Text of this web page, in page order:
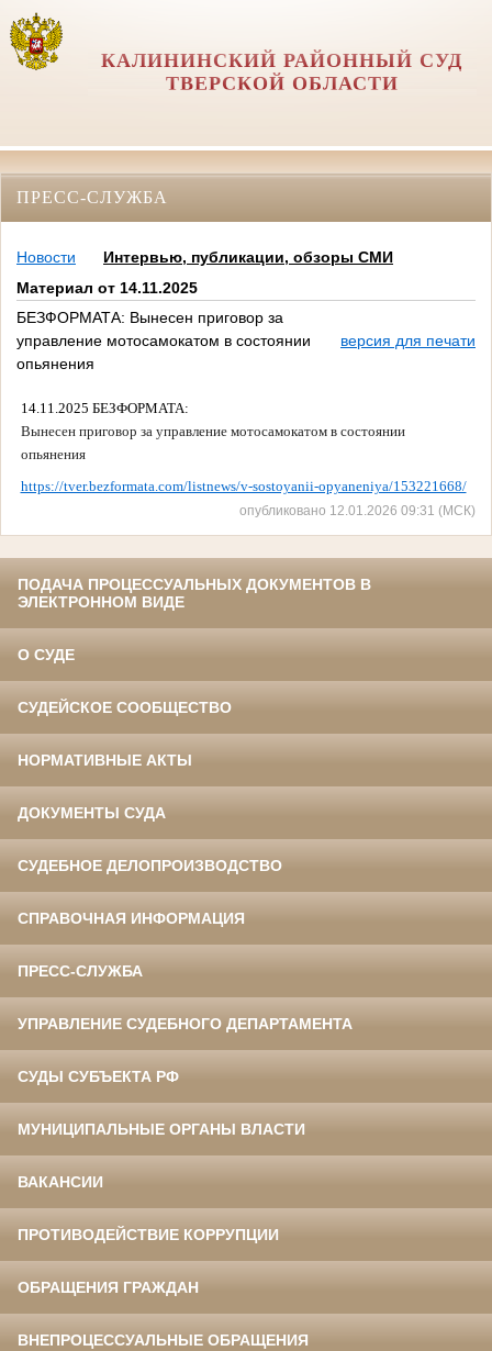
КАЛИНИНСКИЙ РАЙОННЫЙ СУД
ТВЕРСКОЙ ОБЛАСТИ
ПРЕСС-СЛУЖБА
Новости
Интервью, публикации, обзоры СМИ
Материал от 14.11.2025
БЕЗФОРМАТА: Вынесен приговор за
управление мотосамокатом в состоянии
опьянения
версия для печати
14.11.2025 БЕЗФОРМАТА:
Вынесен приговор за управление мотосамокатом в состоянии
опьянения
https://tver.bezformata.com/listnews/v-sostoyanii-opyaneniya/153221668/
опубликовано 12.01.2026 09:31 (МСК)
ПОДАЧА ПРОЦЕССУАЛЬНЫХ ДОКУМЕНТОВ В
ЭЛЕКТРОННОМ ВИДЕ
О СУДЕ
СУДЕЙСКОЕ СООБЩЕСТВО
НОРМАТИВНЫЕ АКТЫ
ДОКУМЕНТЫ СУДА
СУДЕБНОЕ ДЕЛОПРОИЗВОДСТВО
СПРАВОЧНАЯ ИНФОРМАЦИЯ
ПРЕСС-СЛУЖБА
УПРАВЛЕНИЕ СУДЕБНОГО ДЕПАРТАМЕНТА
СУДЫ СУБЪЕКТА РФ
МУНИЦИПАЛЬНЫЕ ОРГАНЫ ВЛАСТИ
ВАКАНСИИ
ПРОТИВОДЕЙСТВИЕ КОРРУПЦИИ
ОБРАЩЕНИЯ ГРАЖДАН
ВНЕПРОЦЕССУАЛЬНЫЕ ОБРАЩЕНИЯ